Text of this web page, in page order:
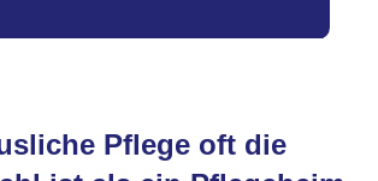
Pflege oft die